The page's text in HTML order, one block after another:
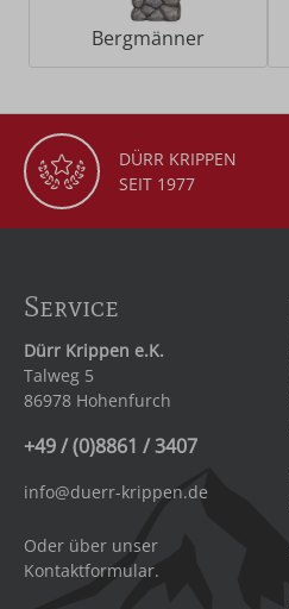
Bergmänner
DÜRR KRIPPEN
SEIT 1977
Service
Dürr Krippen e.K.
Talweg 5
86978 Hohenfurch
+49 / (0)8861 / 3407
info@duerr-krippen.de
Oder über unser
Kontaktformular.